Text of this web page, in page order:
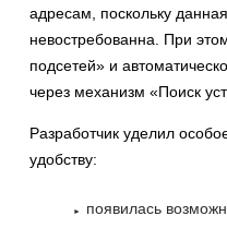
адресам, поскольку
невостребованна. При
подсетей» и
через механизм «Поиск
Разработчик уделил
удобству:
появилась